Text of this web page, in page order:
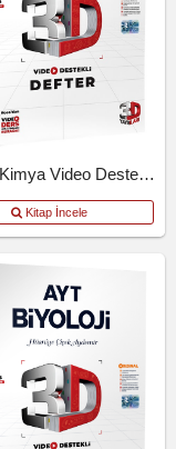
AYT 3D Kimya Video Destekli Defter
Kitap İncele